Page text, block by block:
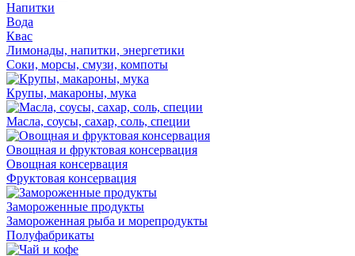
Напитки
Вода
Квас
Лимонады, напитки, энергетики
Соки, морсы, смузи, компоты
Крупы, макароны, мука
Масла, соусы, сахар, соль, специи
Овощная и фруктовая консервация
Овощная консервация
Фруктовая консервация
Замороженные продукты
Замороженная рыба и морепродукты
Полуфабрикаты